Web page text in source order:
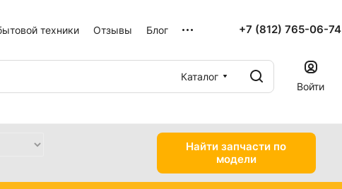
техники Отзывы Блог +7 (812) 765-06-74
Каталог
Войти
Найти запчасти по
модели